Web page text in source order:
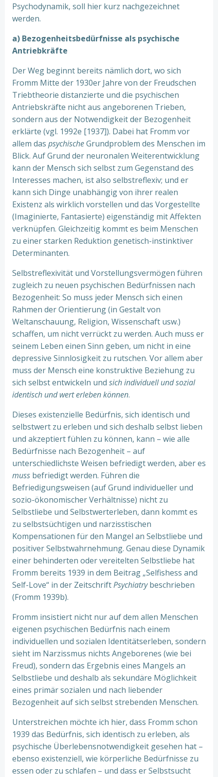
Psychodynamik, soll hier kurz nachgezeichnet
werden.
a) Bezogenheitsbedürfnisse als psychische
Antriebkräfte
Der Weg beginnt bereits nämlich dort, wo sich
Fromm Mitte der 1930er Jahre von der Freudschen
Triebtheorie distanzierte und die psychischen
Antriebskräfte nicht aus angeborenen Trieben,
sondern aus der Notwendigkeit der Bezogenheit
erklärte (vgl. 1992e [1937]). Dabei hat Fromm vor
allem das psychischeGrundproblem des Menschen im
Blick. Auf Grund der neuronalen Weiterentwicklung
kann der Mensch sich selbst zum Gegenstand des
Interesses machen, ist also selbstreflexiv; und er
kann sich Dinge unabhängig von ihrer realen
Existenz als wirklich vorstellen und das Vorgestellte
(Imaginierte, Fantasierte) eigenständig mit Affekten
verknüpfen. Gleichzeitig kommt es beim Menschen
zu einer starken Reduktion genetisch-instinktiver
Determinanten.
Selbstreflexivität und Vorstellungsvermögen führen
zugleich zu neuen psychischen Bedürfnissen nach
Bezogenheit: So muss jeder Mensch sich einen
Rahmen der Orientierung (in Gestalt von
Weltanschauung, Religion, Wissenschaft usw.)
schaffen, um nicht verrückt zu werden. Auch muss er
seinem Leben einen Sinn geben, um nicht in eine
depressive Sinnlosigkeit zu rutschen. Vor allem aber
muss der Mensch eine konstruktive Beziehung zu
sich selbst entwickeln und sich individuell und sozial
identisch und wert erleben können.
Dieses existenzielle Bedürfnis, sich identisch und
selbstwert zu erleben und sich deshalb selbst lieben
und akzeptiert fühlen zu können, kann – wie alle
Bedürfnisse nach Bezogenheit – auf
unterschiedlichste Weisen befriedigt werden, aber es
muss befriedigt werden. Führen die
Befriedigungsweisen (auf Grund individueller und
sozio-ökonomischer Verhältnisse) nicht zu
Selbstliebe und Selbstwerterleben, dann kommt es
zu selbstsüchtigen und narzisstischen
Kompensationen für den Mangel an Selbstliebe und
positiver Selbstwahrnehmung. Genau diese Dynamik
einer behinderten oder vereitelten Selbstliebe hat
Fromm bereits 1939 in dem Beitrag „Selfishess and
Self-Love“ in der ZeitschriftPsychiatrybeschrieben
(Fromm 1939b).
Fromm insistiert nicht nur auf dem allen Menschen
eigenen psychischen Bedürfnis nach einem
individuellen und sozialen Identitätserleben, sondern
sieht im Narzissmus nichts Angeborenes (wie bei
Freud), sondern das Ergebnis eines Mangels an
Selbstliebe und deshalb als sekundäre Möglichkeit
eines primär sozialen und nach liebender
Bezogenheit auf sich selbst strebenden Menschen.
Unterstreichen möchte ich hier, dass Fromm schon
1939 das Bedürfnis, sich identisch zu erleben, als
psychische Überlebensnotwendigkeit gesehen hat –
ebenso existenziell, wie körperliche Bedürfnisse zu
essen oder zu schlafen – und dass er Selbstsucht